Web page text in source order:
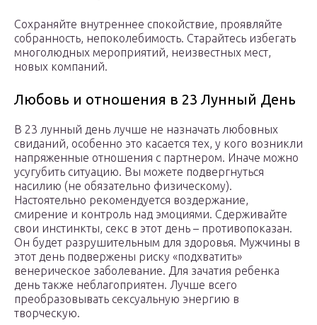
Сохраняйте внутреннее спокойствие, проявляйте
собранность, непоколебимость. Старайтесь избегать
многолюдных мероприятий, неизвестных мест,
новых компаний.
Любовь и отношения в 23 Лунный День
В 23 лунный день лучше не назначать любовных
свиданий, особенно это касается тех, у кого возникли
напряженные отношения с партнером. Иначе можно
усугубить ситуацию. Вы можете подвергнуться
насилию (не обязательно физическому).
Настоятельно рекомендуется воздержание,
смирение и контроль над эмоциями. Сдерживайте
свои инстинкты, секс в этот день – противопоказан.
Он будет разрушительным для здоровья. Мужчины в
этот день подвержены риску «подхватить»
венерическое заболевание. Для зачатия ребенка
день также неблагоприятен. Лучше всего
преобразовывать сексуальную энергию в
творческую.